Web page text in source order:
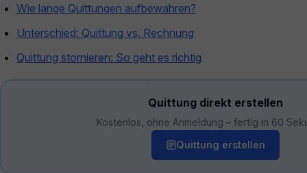
Wie lange Quittungen aufbewahren?
Unterschied: Quittung vs. Rechnung
Quittung stornieren: So geht es richtig
Quittung direkt erstellen
Kostenlos, ohne Anmeldung – fertig in 60
Quittung erstellen